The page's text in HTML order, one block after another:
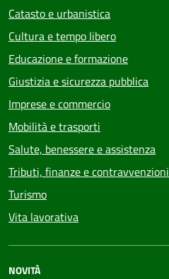
Catasto e urbanistica
Cultura e tempo libero
Educazione e formazione
Giustizia e sicurezza pubblica
Imprese e commercio
Mobilità e trasporti
Salute, benessere e assistenza
Tributi, finanze e contravvenzioni
Turismo
Vita lavorativa
NOVITÀ